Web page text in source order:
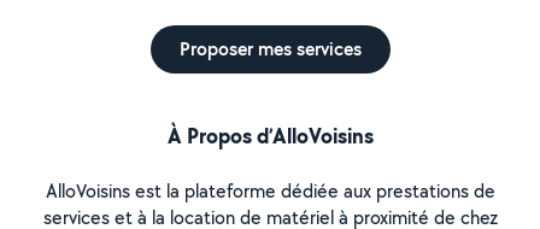
Proposer mes services
À Propos d’AlloVoisins
AlloVoisins est la plateforme dédiée aux prestations de
services et à la location de matériel à proximité de chez